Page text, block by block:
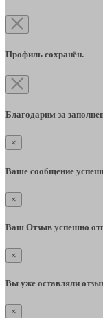
Профиль сохранён.
Благодарим за
×
Ваше сообщение
×
Ваш Отзыв успешно
×
Вы уже оставляли
×